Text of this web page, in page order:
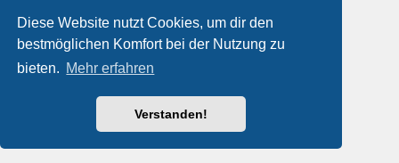
Diese Website nutzt Cookies, um dir den
bestmöglichen Komfort bei der Nutzung zu
bieten. Mehr erfahren
Verstanden!